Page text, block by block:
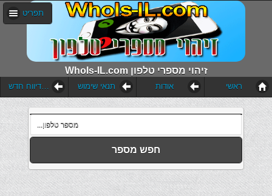
WhoIs-IL.com זיהוי מספרי טלפון
תפריט
הוסף דיווח חדש תנאי שימוש אודות ראשי
חפש מספר